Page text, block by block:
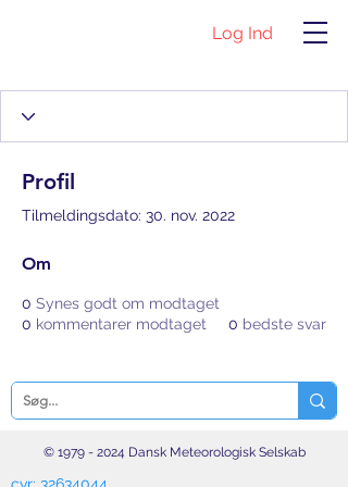
Log Ind
Profil
Tilmeldingsdato: 30. nov. 2022
Om
0 Synes godt om modtaget
0 kommentarer modtaget 0 bedste svar
© 1979 - 2024 Dansk Meteorologisk Selskab